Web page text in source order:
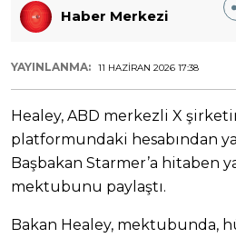
Haber Merkezi
YAYINLANMA: 11 HAZIRAN 2026 17:38
Healey, ABD merkezli X
platformundaki hesabından
Başbakan Starmer’a hitaben
mektubunu paylaştı.
Bakan Healey, mektubunda,